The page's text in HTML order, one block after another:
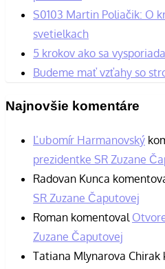
S0103 Martin Poliačik: O
svetielkach
5 krokov ako sa
Budeme mať vzťahy so
Najnovšie komentáre
Ľubomír Harmanovský
prezidentke SR Zuzane
Radovan Kunca
SR Zuzane Čaputovej
Roman komentoval
Zuzane Čaputovej
Tatiana Mlynarova Chirak